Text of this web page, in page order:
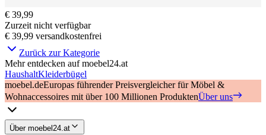
€ 39,99
Zurzeit nicht verfügbar
€ 39,99 versandkostenfrei
Zurück zur Kategorie
Mehr entdecken auf moebel24.at
HaushaltKleiderbügel
moebel.deEuropas führender Preisvergleicher für Möbel &
Wohnaccessoires mit über 100 Millionen ProduktenÜber uns
Über moebel24.at